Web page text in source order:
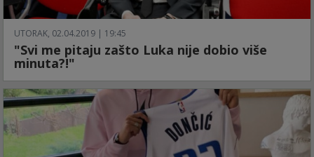
UTORAK, 02.04.2019 | 19:45
"Svi me pitaju zašto Luka nije dobio više
minuta?!"